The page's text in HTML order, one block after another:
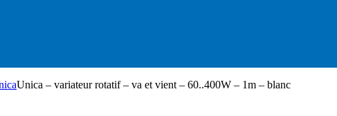
Unica – variateur rotatif – va et vient – 60..400W – 1m – blanc